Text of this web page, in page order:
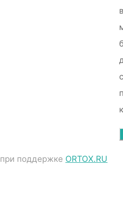
при поддержке ORTOX.RU